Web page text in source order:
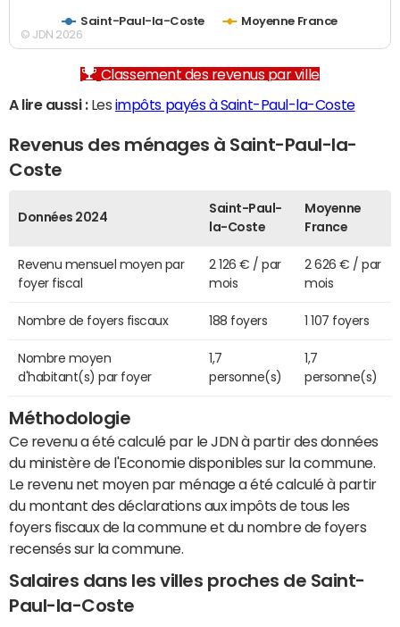
Saint-Paul-la-Coste Moyenne France
© JDN 2026
Classement des revenus par ville
A lire aussi :Les impôts payés à Saint-Paul-la-Coste
Revenus des ménages à Saint-Paul-la-
Coste
Données 2024
Saint-Paul-
la-Coste
Moyenne
France
Revenu mensuel moyen par
foyer fiscal
2 126 € / par
mois
2 626 € / par
mois
Nombre de foyers fiscaux 188 foyers 1 107 foyers
Nombre moyen
d'habitant(s) par foyer
1,7
personne(s)
1,7
personne(s)
Méthodologie
Ce revenu a été calculé par le JDN à partir des données
du ministère de l'Economie disponibles sur la commune.
Le revenu net moyen par ménage a été calculé à partir
du montant des déclarations aux impôts de tous les
foyers fiscaux de la commune et du nombre de foyers
recensés sur la commune.
Salaires dans les villes proches de Saint-
Paul-la-Coste